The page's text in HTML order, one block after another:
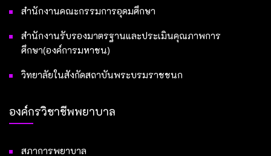
สำนักงานคณะกรรมการอุดมศึกษา
สำนักงานรับรองมาตรฐานและประเมินคุณภาพการ
ศึกษา(องค์การมหาชน)
วิทยาลัยในสังกัดสถาบันพระบรมราชชนก
องค์กรวิชาชีพพยาบาล
สภาการพยาบาล